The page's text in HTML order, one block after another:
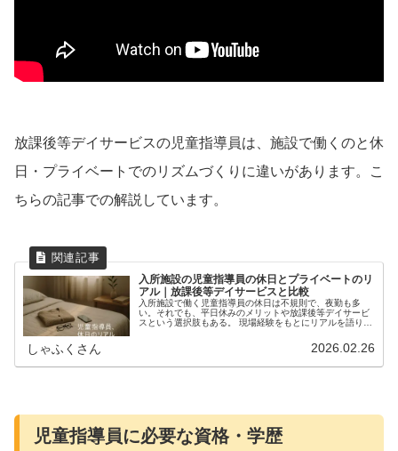
放課後等デイサービスの児童指導員は、施設で働くのと休
日・プライベートでのリズムづくりに違いがあります。こ
ちらの記事での解説しています。
入所施設の児童指導員の休日とプライベートのリ
アル｜放課後等デイサービスと比較
入所施設で働く児童指導員の休日は不規則で、夜勤も多
い。それでも、平日休みのメリットや放課後等デイサービ
スという選択肢もある。 現場経験をもとにリアルを語りま
しゃふくさん 2026.02.26
児童指導員に必要な資格・学歴